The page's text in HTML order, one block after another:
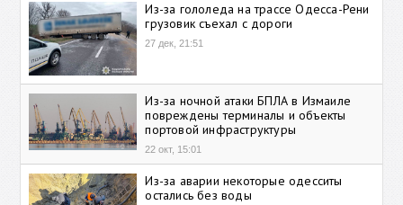
Из-за гололеда на трассе Одесса-Рени
грузовик съехал с дороги
27 дек, 21:51
Из-за ночной атаки БПЛА в Измаиле
повреждены терминалы и объекты
портовой инфраструктуры
22 окт, 15:01
Из-за аварии некоторые одесситы
остались без воды